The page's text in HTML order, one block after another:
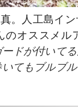
。人工島イ
オススメル
ドが付いて
てもブルブル